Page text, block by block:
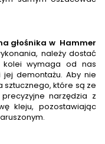
głośnika w Hammer
należy dostać
wymaga od nas
demontażu. Aby nie
sztucznego, które są ze
narzędzia z
kleju, pozostawiając